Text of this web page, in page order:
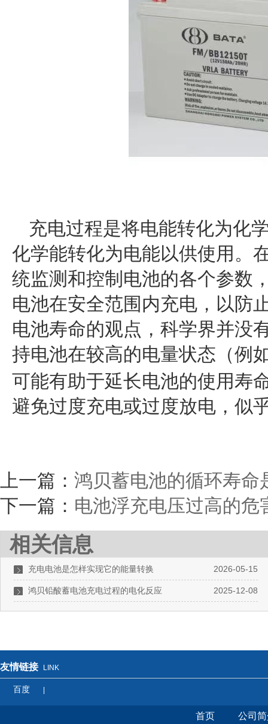
充电过程是将电能转化为化
化学能转化为电能以供使用。
统监测和控制电池的各个参数
电池在安全范围内充电，以防
电池寿命的观点，科学界并没
持电池在较高的电量状态（例
可能有助于延长电池的使用寿
避免过度充电或过度放电，似
上一篇： 鸿贝蓄电池的循环寿命
下一篇： 电池浮充电压过高的危
相关信息
2026-05-15
充电电池是怎样实现它的能量转换
2025-12-08
鸿贝铅酸蓄电池充电过程的电化反应
友情链接 LINK
百度
首页 公司